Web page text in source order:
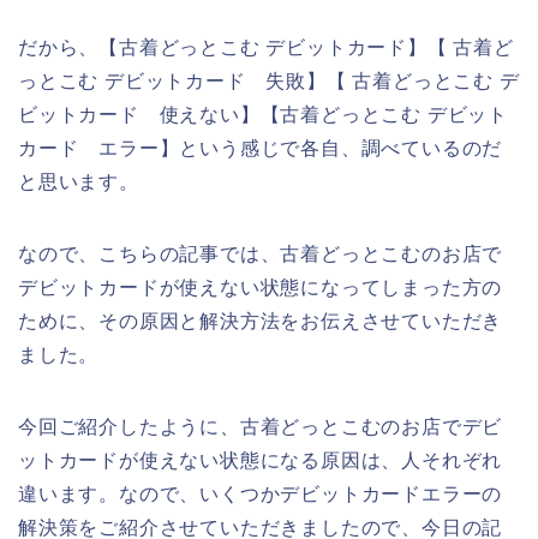
だから、【古着どっとこむ デビットカード】【 古着ど
っとこむ デビットカード 失敗】【 古着どっとこむ デ
ビットカード 使えない】【古着どっとこむ デビット
カード エラー】という感じで各自、調べているのだ
と思います。
なので、こちらの記事では、古着どっとこむのお店で
デビットカードが使えない状態になってしまった方の
ために、その原因と解決方法をお伝えさせていただき
ました。
今回ご紹介したように、古着どっとこむのお店でデビ
ットカードが使えない状態になる原因は、人それぞれ
違います。なので、いくつかデビットカードエラーの
解決策をご紹介させていただきましたので、今日の記